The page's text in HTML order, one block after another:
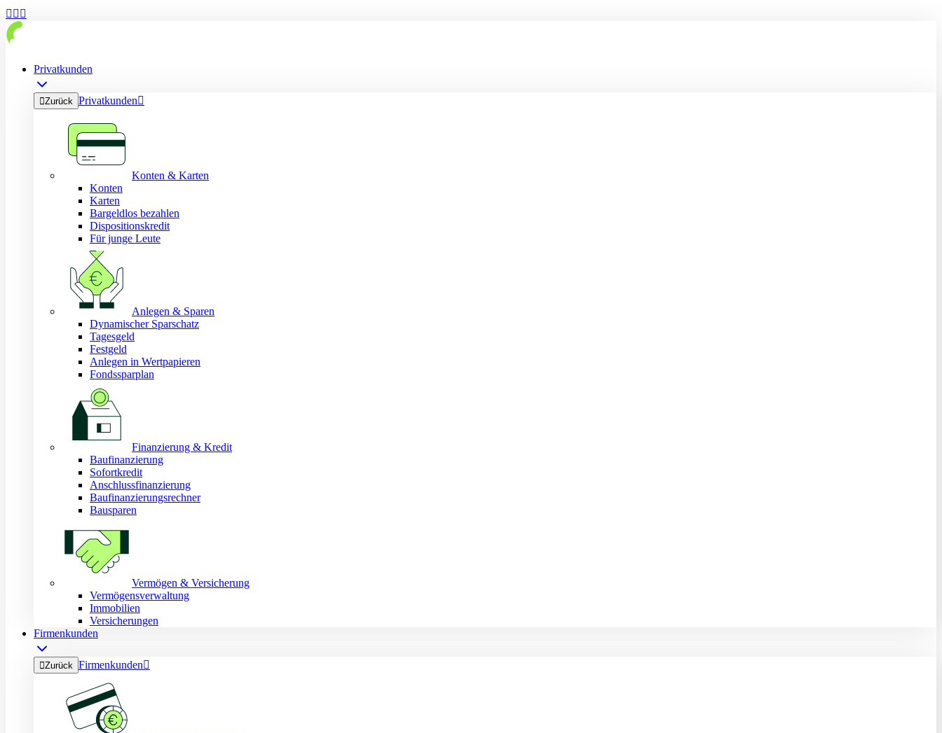
  
Privatkunden
Zurück Privatkunden
Konten & Karten
Konten
Karten
Bargeldlos bezahlen
Dispositionskredit
Für junge Leute
Anlegen & Sparen
Dynamischer Sparschatz
Tagesgeld
Festgeld
Anlegen in Wertpapieren
Fondssparplan
Finanzierung & Kredit
Baufinanzierung
Sofortkredit
Anschlussfinanzierung
Baufinanzierungsrechner
Bausparen
Vermögen & Versicherung
Vermögensverwaltung
Immobilien
Versicherungen
Firmenkunden
Zurück Firmenkunden